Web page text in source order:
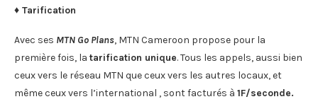
♦ Tarification
Avec ses MTN Go Plans, MTN Cameroon propose pour la
première fois, la tarification unique. Tous les appels, aussi bien
ceux vers le réseau MTN que ceux vers les autres locaux, et
même ceux vers l’international , sont facturés à 1F/seconde.